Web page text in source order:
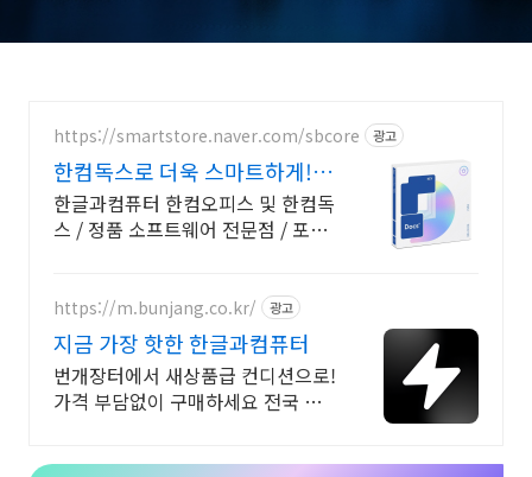
https://smartstore.naver.com/sbcore 광고
한컴독스로 더욱 스마트하게!
한글과컴퓨터 정품 인증점
한글과컴퓨터 한컴오피스 및 한컴독
스 / 정품 소프트웨어 전문점 / 포인
이크로소프트 등
https://m.bunjang.co.kr/ 광고
지금 가장 핫한 한글과컴퓨터
번개장터에서 새상품급 컨디션으로!
가격 부담없이 구매하세요 전국 각